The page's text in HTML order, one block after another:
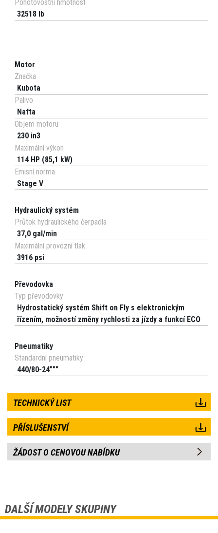
Pohotovostní hmotnost
32518 lb
Motor
Značka
Kubota
Palivo
Nafta
Objem motoru
230 in3
Maximální výkon
114 HP (85,1 kW)
Emisní norma
Stage V
Hydraulický systém
Průtok hydraulického čerpadla
37,0 gal/min
Maximální provozní tlak
3916 psi
Převodovka
Typ převodovky
Hydrostatický systém Shift on Fly s elektronickým
řízením, možností změny rychlosti za jízdy a funkcí ECO
Pneumatiky
Standardní pneumatiky
440/80-24"""
TECHNICKÝ LIST
PŘÍSLUŠENSTVÍ
ŽÁDOST O CENOVOU NABÍDKU
DALŠÍ MODELY SKUPINY